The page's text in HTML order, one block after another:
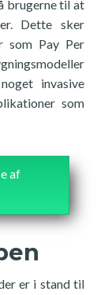
brugerne til at
Dette sker
som Pay Per
invasive
som
af
er i stand til